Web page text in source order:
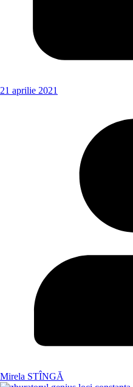
21 aprilie 2021
Mirela STÎNGĂ